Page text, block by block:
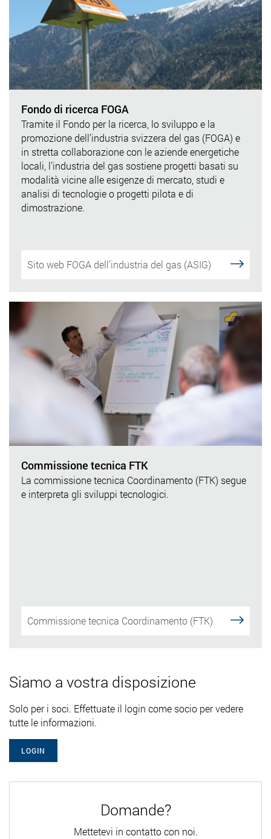
Fondo di ricerca FOGA
Tramite il Fondo per la ricerca, lo sviluppo e la
promozione dell’industria svizzera del gas (FOGA) e
in stretta collaborazione con le aziende energetiche
locali, l’industria del gas sostiene progetti basati su
modalità vicine alle esigenze di mercato, studi e
analisi di tecnologie o progetti pilota e di
dimostrazione.
Sito web FOGA dell’industria del gas (ASIG)
Commissione tecnica FTK
La commissione tecnica Coordinamento (FTK) segue
e interpreta gli sviluppi tecnologici.
Commissione tecnica Coordinamento (FTK)
Siamo a vostra disposizione
Solo per i soci. Effettuate il login come socio per vedere
tutte le informazioni.
LOGIN
Domande?
Mettetevi in contatto con noi.